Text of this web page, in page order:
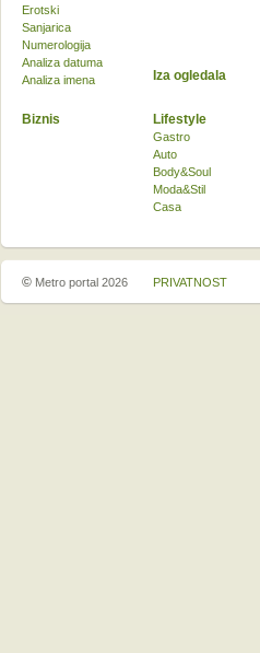
Biznis Lifestyle
Gastro
Auto
Body&Soul
Moda&Stil
Casa
Erotski
Sanjarica
Numerologija
Analiza datuma
Analiza imena
Iza ogledala
© Metro portal 2026 PRIVATNOST